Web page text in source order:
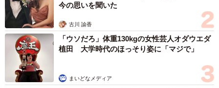
今の思いを聞いた
古川 諭香
「ウソだろ」体重130kgの女性芸人オダウエダ
植田 大学時代のほっそり姿に「マジで」
まいどなメディア